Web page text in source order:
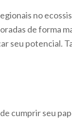
no
de forma
seu potencial.
cumprir seu